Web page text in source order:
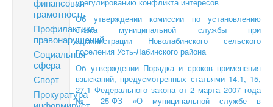
финансовая
грамотность
Профилактика
правонарушений
Социальная
сфера
Спорт
Прокуратура
Об утверждении комиссии по установлению
стажа муниципальной службы при
администрации Новолабинского сельского
поселения Усть-Лабинского района
Об утверждении Порядка и сроков применения
взысканий, предусмотренных статьями 14.1, 15,
27.1 Федерального закона от 2 марта 2007 года
№ 25-ФЗ «О муниципальной службе в